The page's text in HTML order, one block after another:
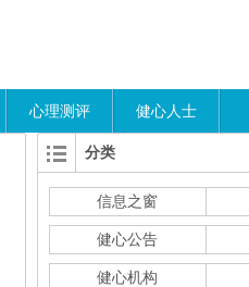
心理测评 健心人士
分类
信息之窗
健心公告
健心机构